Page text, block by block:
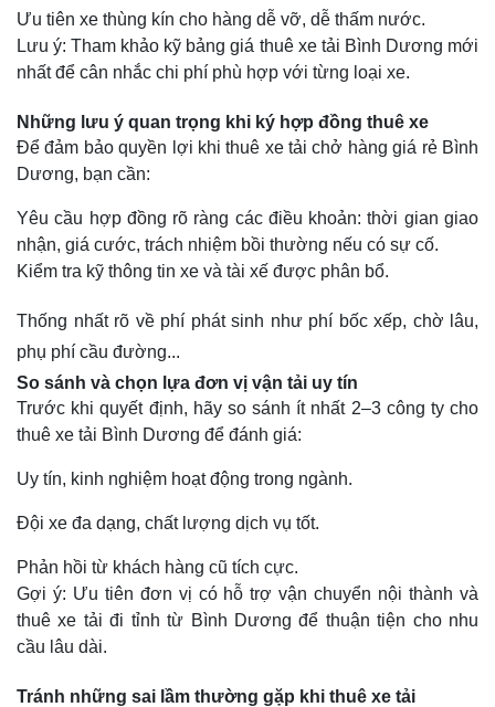
Ưu tiên xe thùng kín cho hàng dễ vỡ, dễ thấm nước.
Lưu ý: Tham khảo kỹ bảng giá thuê xe tải Bình Dương mới
nhất để cân nhắc chi phí phù hợp với từng loại xe.
Những lưu ý quan trọng khi ký hợp đồng thuê xe
Để đảm bảo quyền lợi khi thuê xe tải chở hàng giá rẻ Bình
Dương, bạn cần:
Yêu cầu hợp đồng rõ ràng các điều khoản: thời gian giao
nhận, giá cước, trách nhiệm bồi thường nếu có sự cố.
Kiểm tra kỹ thông tin xe và tài xế được phân bổ.
Thống nhất rõ về phí phát sinh như phí bốc xếp, chờ lâu,
phụ phí cầu đường...
So sánh và chọn lựa đơn vị vận tải uy tín
Trước khi quyết định, hãy so sánh ít nhất 2–3 công ty cho
thuê xe tải Bình Dương để đánh giá:
Uy tín, kinh nghiệm hoạt động trong ngành.
Đội xe đa dạng, chất lượng dịch vụ tốt.
Phản hồi từ khách hàng cũ tích cực.
Gợi ý: Ưu tiên đơn vị có hỗ trợ vận chuyển nội thành và
thuê xe tải đi tỉnh từ Bình Dương để thuận tiện cho nhu
cầu lâu dài.
Tránh những sai lầm thường gặp khi thuê xe tải